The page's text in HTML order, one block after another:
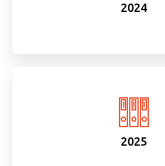
2024
2025